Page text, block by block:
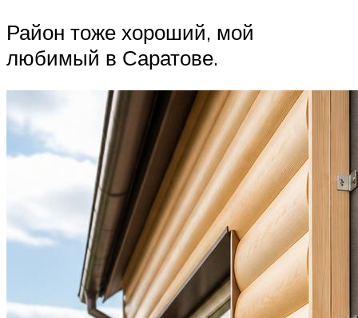
Район тоже хороший, мой
любимый в Саратове.